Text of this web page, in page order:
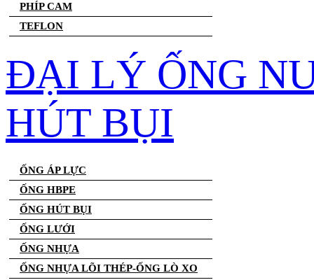
PHÍP CAM
TEFLON
ĐẠI LÝ ỐNG
HÚT BỤI
ỐNG ÁP LỰC
ỐNG HBPE
ỐNG HÚT BỤI
ỐNG LƯỚI
ỐNG NHỰA
ỐNG NHỰA LÕI THÉP-ỐNG LÒ XO